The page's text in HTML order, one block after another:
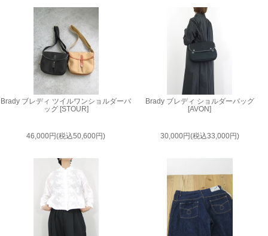
Brady ブレディ ツイルワンショルダーバ
ッグ [STOUR]
46,000円(税込50,600円)
Brady ブレディ ショルダーバッグ
[AVON]
30,000円(税込33,000円)